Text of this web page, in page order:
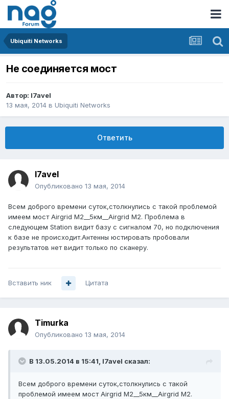
Ubiquiti Networks
Не соединяется мост
Автор: l7avel
13 мая, 2014 в Ubiquiti Networks
Ответить
l7avel
Опубликовано 13 мая, 2014
Всем доброго времени суток,столкнулись с такой проблемой
имеем мост Airgrid M2__5км__Airgrid M2. Проблема в
следующем Station видит базу с сигналом 70, но подключения
к базе не происходит.Антенны юстировать пробовали
результатов нет видит только по сканеру.
Вставить ник Цитата
Timurka
Опубликовано 13 мая, 2014
В 13.05.2014 в 15:41, l7avel сказал:
Всем доброго времени суток,столкнулись с такой
проблемой имеем мост Airgrid M2__5км__Airgrid M2.